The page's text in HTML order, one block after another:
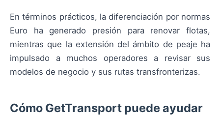
En términos prácticos, la diferenciación por normas
Euro ha generado presión para renovar flotas,
mientras que la extensión del ámbito de peaje ha
impulsado a muchos operadores a revisar sus
modelos de negocio y sus rutas transfronterizas.
Cómo GetTransport puede ayudar